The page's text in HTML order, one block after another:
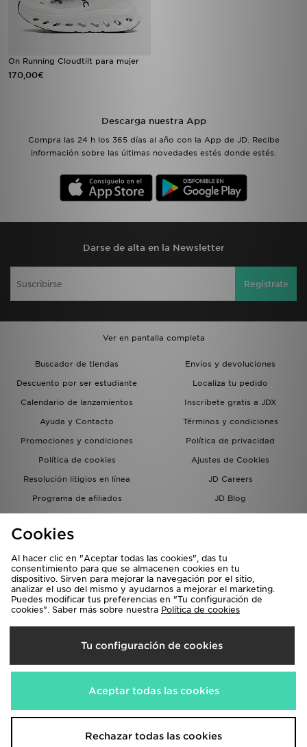
On Running Cloudtilt para mujer
170,00€
Descarga nuestra App
Compra las 24 h los 365 días al año con la App de JD. Recibe
información sobre las últimas novedades estés donde estés.
Darse de alta en la Newsletter
Regístrate
Ver en pantalla completa
Buscador de tiendas
Envíos y devoluciones
Descuento por ser estudiante
Localiza tu pedido
Calendario de lanzamientos
Inscríbete gratis a JDX
Ayuda y Contacto
Términos y condiciones
Promociones y condiciones
Política de privacidad
Política de cookies
Ajustes de Cookies
Resolución litigios en línea
JD Careers
Programa de afiliados
JD Blog
del grupo JD - Whistleblowing
Selecciona País
España
Aceptamos las siguientes formas de pago
Visita nuestra página corporativa enwww.jdplc.com
Cookies
Al hacer clic en "Aceptar todas las cookies", das tu
consentimiento para que se almacenen cookies en tu
dispositivo. Sirven para mejorar la navegación por el sitio,
analizar el uso del mismo y ayudarnos a mejorar el marketing.
Puedes modificar tus preferencias en "Tu configuración de
cookies". Saber más sobre nuestra Política de cookies
Tu configuración de cookies
Aceptar todas las cookies
Rechazar todas las cookies